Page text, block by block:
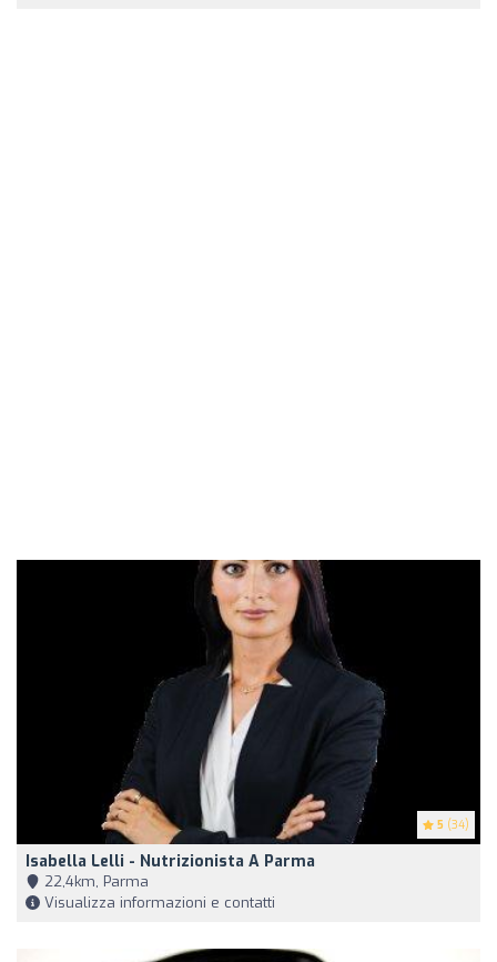
5 (34)
Isabella Lelli - Nutrizionista A Parma
22,4km, Parma
Visualizza informazioni e contatti